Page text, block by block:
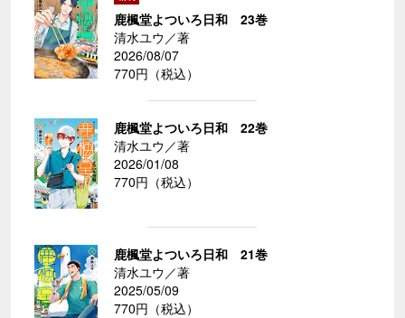
鹿楓堂よついろ日和 23巻
清水ユウ／著
2026/08/07
770円（税込）
鹿楓堂よついろ日和 22巻
清水ユウ／著
2026/01/08
770円（税込）
鹿楓堂よついろ日和 21巻
清水ユウ／著
2025/05/09
770円（税込）